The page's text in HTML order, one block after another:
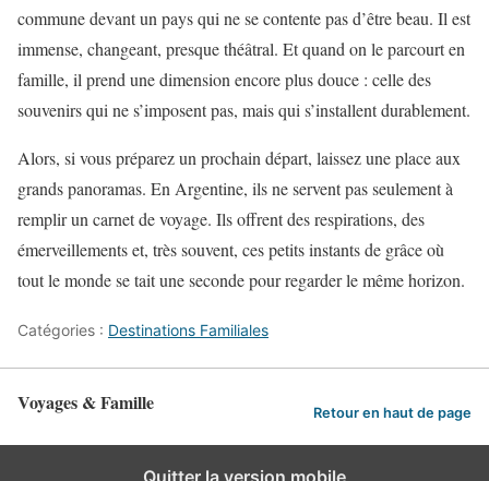
commune devant un pays qui ne se contente pas d’être beau. Il est
immense, changeant, presque théâtral. Et quand on le parcourt en
famille, il prend une dimension encore plus douce : celle des
souvenirs qui ne s’imposent pas, mais qui s’installent durablement.
Alors, si vous préparez un prochain départ, laissez une place aux
grands panoramas. En Argentine, ils ne servent pas seulement à
remplir un carnet de voyage. Ils offrent des respirations, des
émerveillements et, très souvent, ces petits instants de grâce où
tout le monde se tait une seconde pour regarder le même horizon.
Catégories : Destinations Familiales
Voyages & Famille Retour en haut de page
Quitter la version mobile